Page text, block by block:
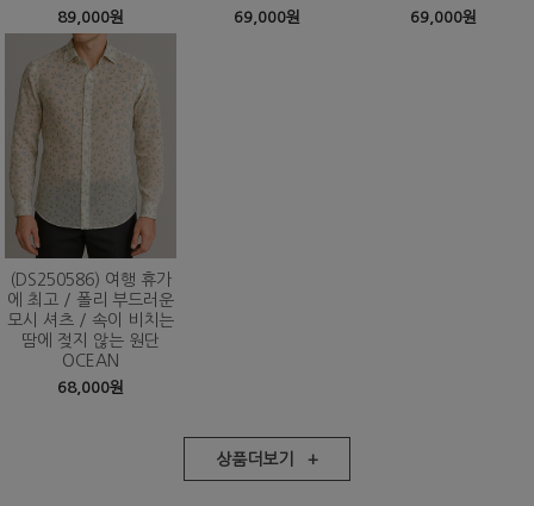
89,000원 69,000원 69,000원
(DS250586) 여행 휴가
에 최고 / 폴리 부드러운
모시 셔츠 / 속이 비치는
땀에 젖지 않는 원단
OCEAN
68,000원
상품더보기 +